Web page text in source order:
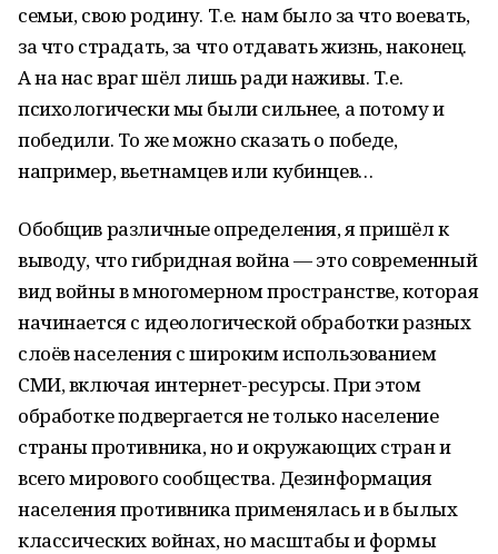
семьи, свою родину. Т.е. нам было за что воевать,
за что страдать, за что отдавать жизнь, наконец.
А на нас враг шёл лишь ради наживы. Т.е.
психологически мы были сильнее, а потому и
победили. То же можно сказать о победе,
например, вьетнамцев или кубинцев…
Обобщив различные определения, я пришёл к
выводу, что гибридная война — это современный
вид войны в многомерном пространстве, которая
начинается с идеологической обработки разных
слоёв населения с широким использованием
СМИ, включая интернет-ресурсы. При этом
обработке подвергается не только население
страны противника, но и окружающих стран и
всего мирового сообщества. Дезинформация
населения противника применялась и в былых
классических войнах, но масштабы и формы